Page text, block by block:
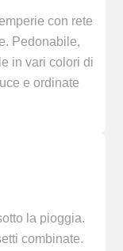
con rete
Pedonabile,
in vari colori di
e ordinate
la pioggia.
combinate.